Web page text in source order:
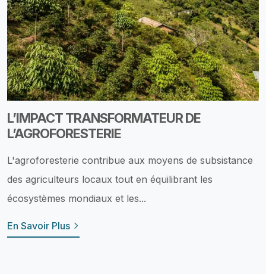
L’IMPACT TRANSFORMATEUR DE
L’AGROFORESTERIE
L'agroforesterie contribue aux moyens de subsistance
des agriculteurs locaux tout en équilibrant les
écosystèmes mondiaux et les...
En Savoir Plus